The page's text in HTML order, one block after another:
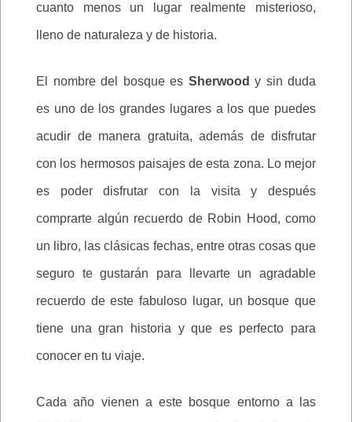
cuanto menos un lugar realmente misterioso,
lleno de naturaleza y de historia.
El nombre del bosque es Sherwood y sin duda
es uno de los grandes lugares a los que puedes
acudir de manera gratuita, además de disfrutar
con los hermosos paisajes de esta zona. Lo mejor
es poder disfrutar con la visita y después
comprarte algún recuerdo de Robin Hood, como
un libro, las clásicas fechas, entre otras cosas que
seguro te gustarán para llevarte un agradable
recuerdo de este fabuloso lugar, un bosque que
tiene una gran historia y que es perfecto para
conocer en tu viaje.
Cada año vienen a este bosque entorno a las